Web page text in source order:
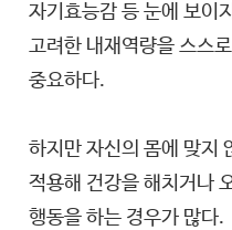
자기효능감 등 눈에 보이
고려한 내재역량을 스스
중요하다.
하지만 자신의 몸에 맞지
적용해 건강을 해치거나
행동을 하는 경우가 많다.